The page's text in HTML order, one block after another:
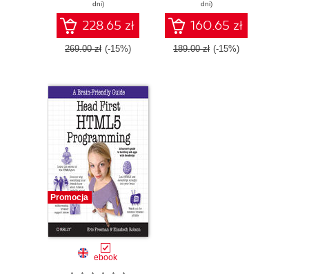
dni)
228.65 zł
269.00 zł (-15%)
Edition
dni)
160.65 zł
189.00 zł (-15%)
Promocja
ebook